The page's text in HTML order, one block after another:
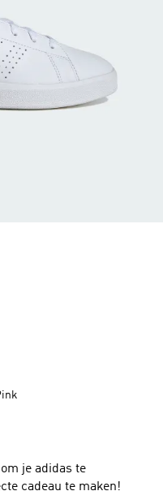
je adidas te
cadeau te maken!